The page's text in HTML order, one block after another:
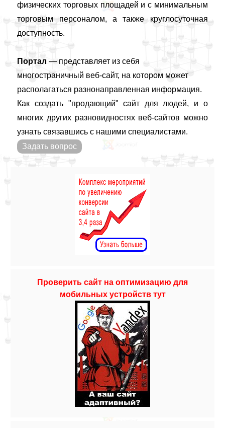
физических торговых площадей и с минимальным
торговым персоналом, а также круглосуточная
доступность.
Портал — представляет из себя
многостраничный веб-сaйт, на котором может
располагаться разнонаправленная информация.
Как создать "продающий" сайт для людей, и о
многих других разновидностях веб-сайтов можно
узнать связавшись с нашими специалистами.
Задать вопрос
Проверить сайт на оптимизацию для
мобильных устройств тут